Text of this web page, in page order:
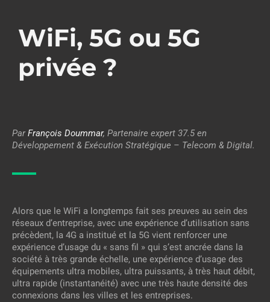
WiFi, 5G ou 5G
privée ?
ParFrançois Doummar, Partenaire expert 37.5 en
Développement & Exécution Stratégique – Telecom & Digital.
Alors que le WiFi a longtemps fait ses preuves au sein des
réseaux d’entreprise, avec une expérience d’utilisation sans
précèdent, la 4G a institué et la 5G vient renforcer une
expérience d’usage du « sans fil » qui s’est ancrée dans la
société à très grande échelle, une expérience d’usage des
équipements ultra mobiles, ultra puissants, à très haut débit,
ultra rapide (instantanéité) avec une très haute densité des
connexions dans les villes et les entreprises.